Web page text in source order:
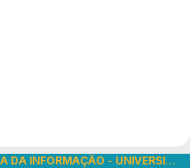
DA INFORMAÇÃO - UNIVERSIDADE DE SÃO PAULO